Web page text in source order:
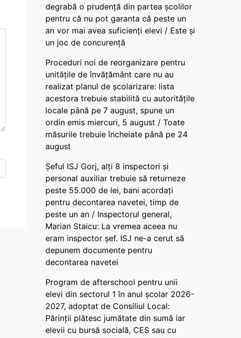
degrabă o prudență din partea școlilor
pentru că nu pot garanta că peste un
an vor mai avea suficienți elevi / Este și
un joc de concurență
Proceduri noi de reorganizare pentru
unitățile de învățământ care nu au
realizat planul de școlarizare: lista
acestora trebuie stabilită cu autoritățile
locale până pe 7 august, spune un
ordin emis miercuri, 5 august / Toate
măsurile trebuie încheiate până pe 24
august
Șeful ISJ Gorj, alți 8 inspectori și
personal auxiliar trebuie să returneze
peste 55.000 de lei, bani acordați
pentru decontarea navetei, timp de
peste un an / Inspectorul general,
Marian Staicu: La vremea aceea nu
eram inspector șef. ISJ ne-a cerut să
depunem documente pentru
decontarea navetei
Program de afterschool pentru unii
elevi din sectorul 1 în anul școlar 2026-
2027, adoptat de Consiliul Local:
Părinții plătesc jumătate din sumă iar
elevii cu bursă socială, CES sau cu